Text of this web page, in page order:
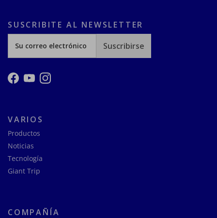
SUSCRIBITE AL NEWSLETTER
Suscribirse
FacebookYouTubeInstagram
VARIOS
Productos
Noticias
Tecnología
Giant Trip
COMPAÑÍA